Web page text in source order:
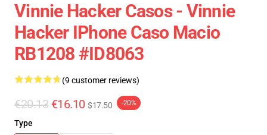
Vinnie Hacker Casos - Vinnie
Hacker IPhone Caso Macio
RB1208 #ID8063
(9 customer reviews)
€20.13 €16.10 $17.50 -20%
Type